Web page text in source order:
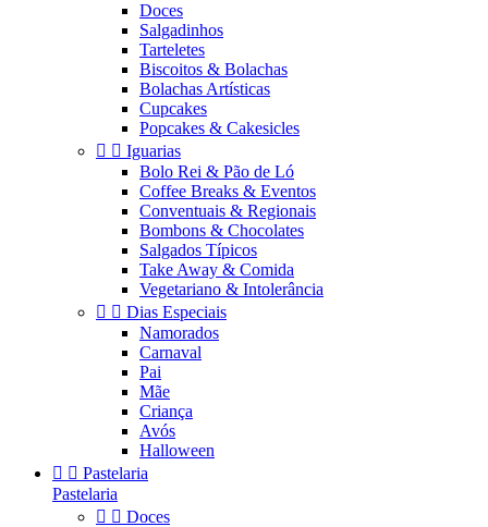
Doces
Salgadinhos
Tarteletes
Biscoitos & Bolachas
Bolachas Artísticas
Cupcakes
Popcakes & Cakesicles
  Iguarias
Bolo Rei & Pão de Ló
Coffee Breaks & Eventos
Conventuais & Regionais
Bombons & Chocolates
Salgados Típicos
Take Away & Comida
Vegetariano & Intolerância
  Dias Especiais
Namorados
Carnaval
Pai
Mãe
Criança
Avós
Halloween
  Pastelaria
Pastelaria
  Doces